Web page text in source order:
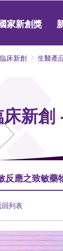
國家新創獎
臨床新創 生醫產
床新創
反應之致敏藥
回列表